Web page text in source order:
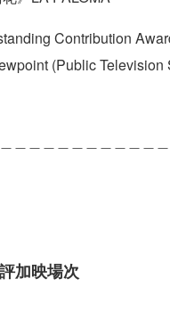
Contribution
(Public
加映場次